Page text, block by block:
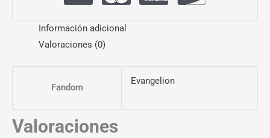
Información adicional
Valoraciones (0)
Fandom
Evangelion
Valoraciones